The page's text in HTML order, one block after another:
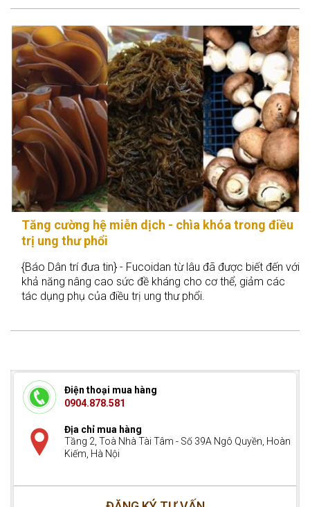
Tăng cường hệ miễn dịch - chìa khóa trong điều
trị ung thư phổi
{Báo Dân trí đưa tin} - Fucoidan từ lâu đã được biết đến với
khả năng nâng cao sức đề kháng cho cơ thể, giảm các
tác dụng phụ của điều trị ung thư phổi.
Điện thoại mua hàng
0904.878.581
Địa chỉ mua hàng
Tầng 2, Toà Nhà Tài Tâm - Số 39A Ngô Quyền, Hoàn
Kiếm, Hà Nội